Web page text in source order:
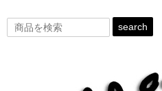
search